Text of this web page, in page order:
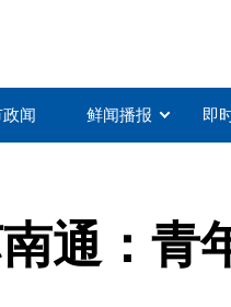
闻 鲜闻播报 即
通：青